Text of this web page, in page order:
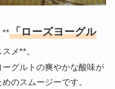
**「ローズヨーグル
メ**。
グルトの爽やかな酸味が
のスムージーです。